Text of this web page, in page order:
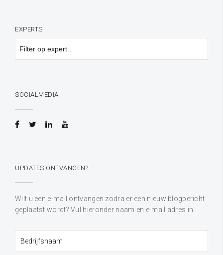
EXPERTS
SOCIALMEDIA
UPDATES ONTVANGEN?
Wilt u een e-mail ontvangen zodra er een nieuw blogbericht
geplaatst wordt? Vul hieronder naam en e-mail adres in.